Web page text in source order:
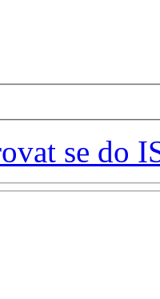
se do